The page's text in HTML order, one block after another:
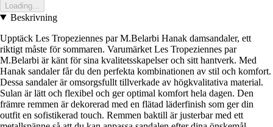
Loading...
Beskrivning
Upptäck Les Tropeziennes par M.Belarbi Hanak damsandaler, ett
riktigt måste för sommaren. Varumärket Les Tropeziennes par
M.Belarbi är känt för sina kvalitetsskapelser och sitt hantverk. Med
Hanak sandaler får du den perfekta kombinationen av stil och komfort.
Dessa sandaler är omsorgsfullt tillverkade av högkvalitativa material.
Sulan är lätt och flexibel och ger optimal komfort hela dagen. Den
främre remmen är dekorerad med en flätad läderfinish som ger din
outfit en sofistikerad touch. Remmen baktill är justerbar med ett